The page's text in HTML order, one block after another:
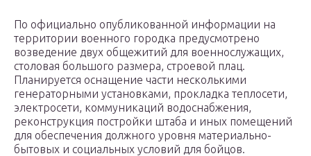
По официально опубликованной информации на
территории военного городка предусмотрено
возведение двух общежитий для военнослужащих,
столовая большого размера, строевой плац.
Планируется оснащение части несколькими
генераторными установками, прокладка теплосети,
электросети, коммуникаций водоснабжения,
реконструкция постройки штаба и иных помещений
для обеспечения должного уровня материально-
бытовых и социальных условий для бойцов.